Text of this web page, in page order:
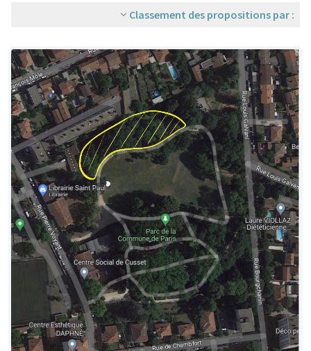
Classement des propositions par :